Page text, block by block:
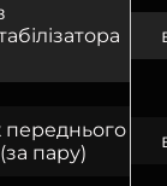
переднього
пару)